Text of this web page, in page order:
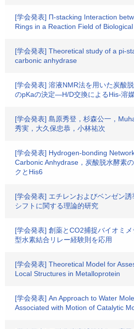
[学会発表] Π-stacking Interaction
Rings in a Reaction Field of
[学会発表] Theoretical study of a pi-
carbonic anhydrase
[学会発表] 溶液NMR法を用いた炭酸
のpKaの決定―H/D交換によるHis-溶
[学会発表] 島原秀登，杉森公一，
秀実，大久保忠恭，小林祐次
[学会発表] Hydrogen-bonding
Carbonic Anhydrase，炭酸脱水酵素
クとHis6
[学会発表] エチレンおよびベンゼン
シフトに関する理論的研究
[学会発表] 創薬とCO2捕捉バイオミ
型水素結合リレー経験則を応用
[学会発表] Theoretical Model for
Local Structures in Metalloprotein
[学会発表] An Approach to Water
Associated with Motion of Catalytic